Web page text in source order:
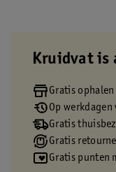
Kruidvat is
Gratis
Op
Gratis
Gratis
Gratis punten